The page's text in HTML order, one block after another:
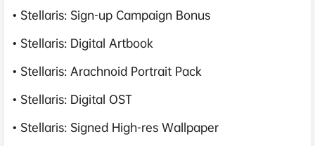
• Stellaris: Sign-up Campaign Bonus
• Stellaris: Digital Artbook
• Stellaris: Arachnoid Portrait Pack
• Stellaris: Digital OST
• Stellaris: Signed High-res Wallpaper